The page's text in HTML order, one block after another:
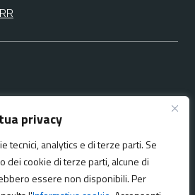
privacy
tecnici, analytics e di terze parti. Se
dei cookie di terze parti, alcune di
essere non disponibili. Per
Mappa del sito